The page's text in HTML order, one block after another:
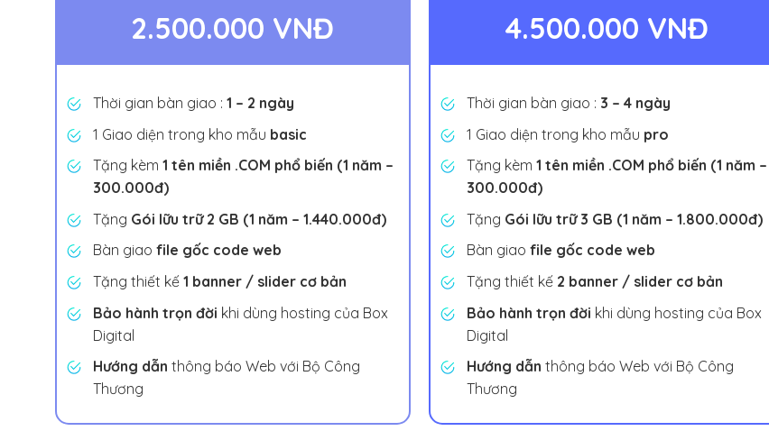
2.500.000 VNĐ
Thời gian bàn giao : 1 – 2 ngày
1 Giao diện trong kho mẫu basic
Tặng kèm 1 tên miền .COM phổ biến (1 năm –
300.000đ)
Tặng Gói lữu trữ 2 GB (1 năm – 1.440.000đ)
Bàn giao file gốc code web
Tặng thiết kế 1 banner / slider cơ bản
Bảo hành trọn đời khi dùng hosting của Box
Digital
Hướng dẫn thông báo Web với Bộ Công
Thương
4.500.000 VNĐ
Thời gian bàn giao : 3 – 4 ngày
1 Giao diện trong kho mẫu pro
Tặng kèm 1 tên miền .COM phổ biến (1 năm –
300.000đ)
Tặng Gói lữu trữ 3 GB (1 năm – 1.800.000đ)
Bàn giao file gốc code web
Tặng thiết kế 2 banner / slider cơ bản
Bảo hành trọn đời khi dùng hosting của Box
Digital
Hướng dẫn thông báo Web với Bộ Công
Thương